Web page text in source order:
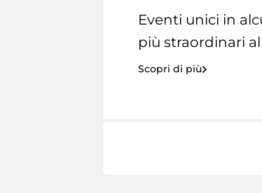
Eventi unici in
più straordinari
Scopri di più